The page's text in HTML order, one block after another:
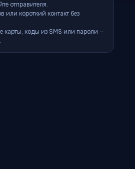
отправителя.
короткий контакт без
карты, коды из SMS или пароли —